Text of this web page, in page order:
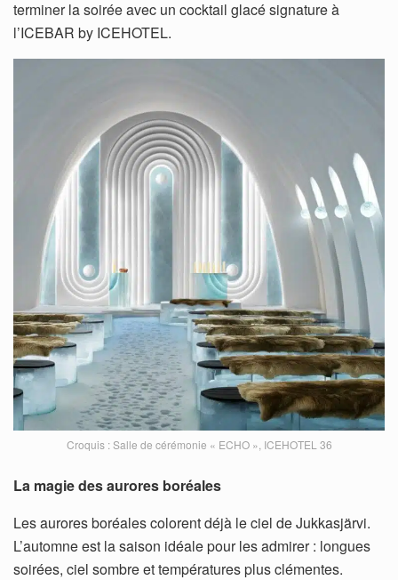
terminer la soirée avec un cocktail glacé signature à
l’ICEBAR by ICEHOTEL.
Croquis : Salle de cérémonie « ECHO », ICEHOTEL 36
La magie des aurores boréales
Les aurores boréales colorent déjà le ciel de Jukkasjärvi.
L’automne est la saison idéale pour les admirer : longues
soirées, ciel sombre et températures plus clémentes.